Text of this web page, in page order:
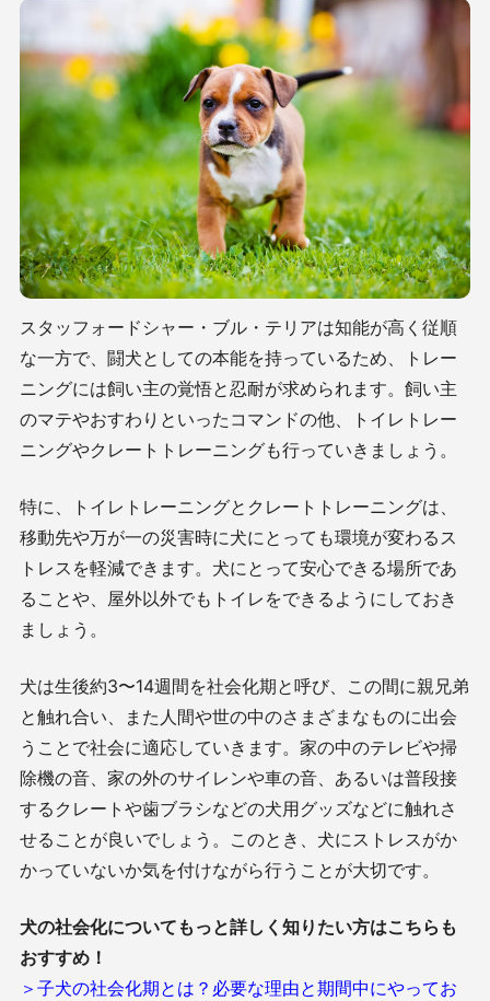
スタッフォードシャー・ブル・テリアは知能が高く従順
な一方で、闘犬としての本能を持っているため、トレー
ニングには飼い主の覚悟と忍耐が求められます。飼い主
のマテやおすわりといったコマンドの他、トイレトレー
ニングやクレートトレーニングも行っていきましょう。
特に、トイレトレーニングとクレートトレーニングは、
移動先や万が一の災害時に犬にとっても環境が変わるス
トレスを軽減できます。犬にとって安心できる場所であ
ることや、屋外以外でもトイレをできるようにしておき
ましょう。
犬は生後約3〜14週間を社会化期と呼び、この間に親兄弟
と触れ合い、また人間や世の中のさまざまなものに出会
うことで社会に適応していきます。家の中のテレビや掃
除機の音、家の外のサイレンや車の音、あるいは普段接
するクレートや歯ブラシなどの犬用グッズなどに触れさ
せることが良いでしょう。このとき、犬にストレスがか
かっていないか気を付けながら行うことが大切です。
犬の社会化についてもっと詳しく知りたい方はこちらも
おすすめ！
＞子犬の社会化期とは？必要な理由と期間中にやってお